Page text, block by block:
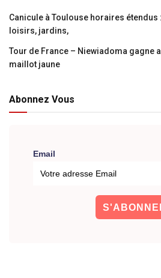
Canicule à Toulouse horaires étendus
loisirs, jardins,
Tour de France – Niewiadoma gagne
maillot jaune
Abonnez Vous
Email